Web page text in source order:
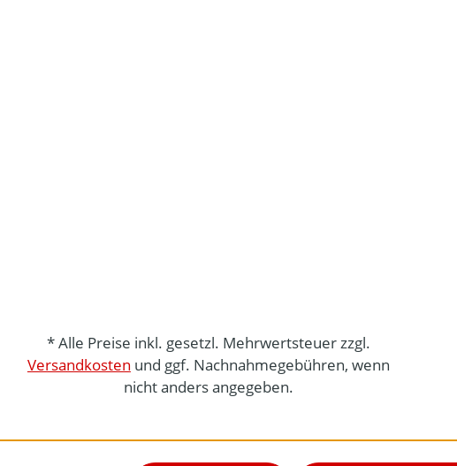
* Alle Preise inkl. gesetzl. Mehrwertsteuer zzgl.
Versandkosten und ggf. Nachnahmegebühren, wenn
nicht anders angegeben.